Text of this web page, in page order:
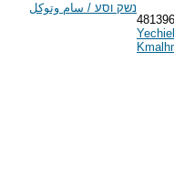
נשק וסע / سام وتوكل